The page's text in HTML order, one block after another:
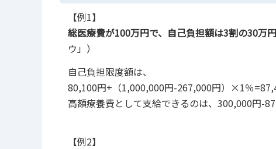
【例1】
総医療費が100万円で、自己負担額は3割の30万
ウ」）
自己負担限度額は、
80,100円+（1,000,000円-267,000円）×1％
高額療養費として支給できるのは、300,000円-
【例2】